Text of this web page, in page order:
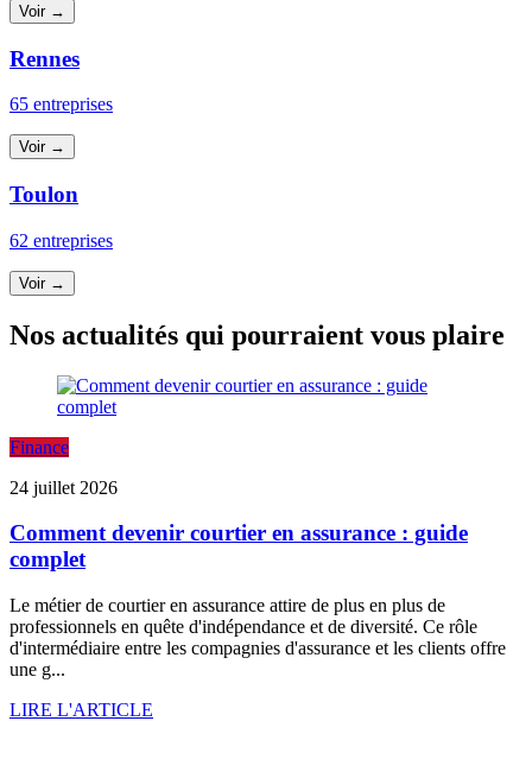
Voir →
Rennes
65 entreprises
Voir →
Toulon
62 entreprises
Voir →
Nos actualités qui pourraient vous plaire
Finance
24 juillet 2026
Comment devenir courtier en assurance : guide
complet
Le métier de courtier en assurance attire de plus en plus de
professionnels en quête d'indépendance et de diversité. Ce rôle
d'intermédiaire entre les compagnies d'assurance et les clients offre
une g...
LIRE L'ARTICLE